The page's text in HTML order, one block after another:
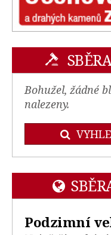
Bohužel, žádné
nalezeny.
Podzimní